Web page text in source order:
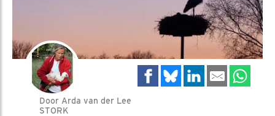
Door Arda van der Lee
STORK